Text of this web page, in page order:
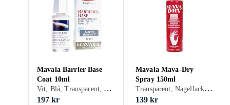
Mavala Barrier Base
Coat 10ml
Vit, Blå, Transparent, Gel, Nagellack, Snabbtorkning
197 kr
Mavala Mava-Dry
Spray 150ml
Transparent, Nagellack, Torra droppar/spray, Snabbtorkning
139 kr